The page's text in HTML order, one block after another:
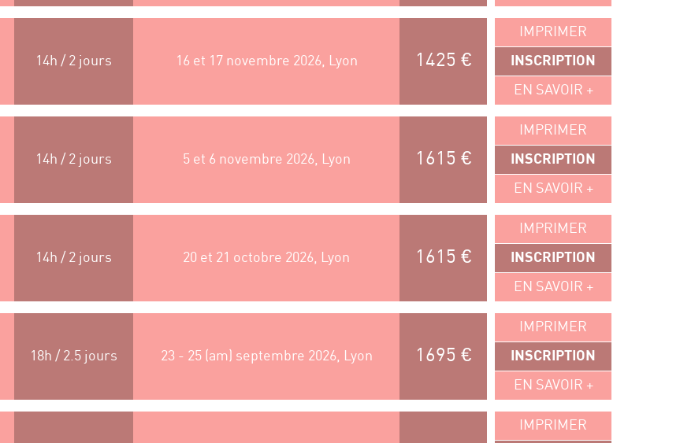
14h / 2 jours 16 et 17 novembre 2026, Lyon 1425 €
IMPRIMER
INSCRIPTION
EN SAVOIR +
14h / 2 jours 5 et 6 novembre 2026, Lyon 1615 €
IMPRIMER
INSCRIPTION
EN SAVOIR +
14h / 2 jours 20 et 21 octobre 2026, Lyon 1615 €
IMPRIMER
INSCRIPTION
EN SAVOIR +
18h / 2.5 jours 23 - 25 (am) septembre 2026, Lyon 1695 €
IMPRIMER
INSCRIPTION
EN SAVOIR +
IMPRIMER